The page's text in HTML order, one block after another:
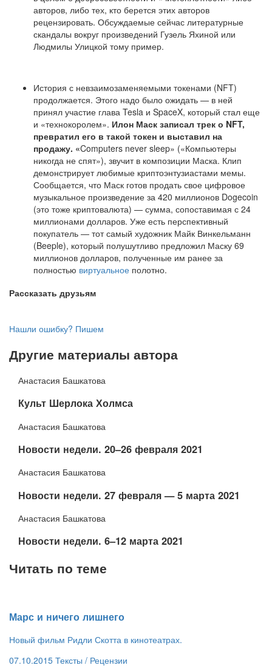
авторов, либо тех, кто берется этих авторов
рецензировать. Обсуждаемые сейчас литературные
скандалы вокруг произведений Гузель Яхиной или
Людмилы Улицкой тому пример.
История с невзаимозаменяемыми токенами (NFT)
продолжается. Этого надо было ожидать — в ней
принял участие глава Tesla и SpaceX, который стал еще
и «технокоролем». Илон Маск записал трек о NFT,
превратил его в такой токен и выставил на
продажу. «Computers never sleep» («Компьютеры
никогда не спят»), звучит в композиции Маска. Клип
демонстрирует любимые криптоэнтузиастами мемы.
Сообщается, что Маск готов продать свое цифровое
музыкальное произведение за 420 миллионов Dogecoin
(это тоже криптовалюта) — сумма, сопоставимая с 24
миллионами долларов. Уже есть перспективный
покупатель — тот самый художник Майк Винкельманн
(Beeple), который полушутливо предложил Маску 69
миллионов долларов, полученные им ранее за
полностью виртуальное полотно.
Рассказать друзьям
Нашли ошибку? Пишем
Другие материалы автора
Анастасия Башкатова
Культ Шерлока Холмса
Анастасия Башкатова
Новости недели. 20–26 февраля 2021
Анастасия Башкатова
​Новости недели. 27 февраля — 5 марта 2021
Анастасия Башкатова
Новости недели. 6–12 марта 2021
Читать по теме
​Марс и ничего лишнего
Новый фильм Ридли Скотта в кинотеатрах.
07.10.2015 Тексты / Рецензии